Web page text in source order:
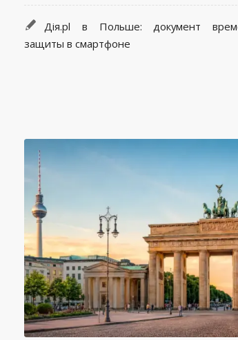
Дія.pl в Польше: документ
защиты в смартфоне